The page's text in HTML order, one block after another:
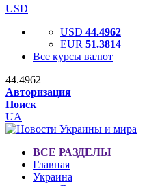
USD
USD 44.4962
EUR 51.3814
Все курсы валют
44.4962
Авторизация
Поиск
UA
ВСЕ РАЗДЕЛЫ
Главная
Украина